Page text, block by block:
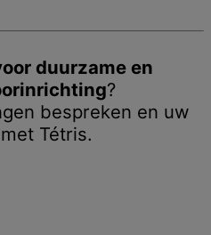
duurzame en
?
bespreken en uw
Tétris.